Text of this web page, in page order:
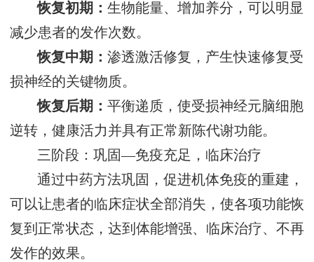
恢复初期：生物能量、增加养分，可以明显
减少患者的发作次数。
恢复中期：渗透激活修复，产生快速修复受
损神经的关键物质。
恢复后期：平衡递质，使受损神经元脑细胞
逆转，健康活力并具有正常新陈代谢功能。
三阶段：巩固—免疫充足，临床治疗
通过中药方法巩固，促进机体免疫的重建，
可以让患者的临床症状全部消失，使各项功能恢
复到正常状态，达到体能增强、临床治疗、不再
发作的效果。